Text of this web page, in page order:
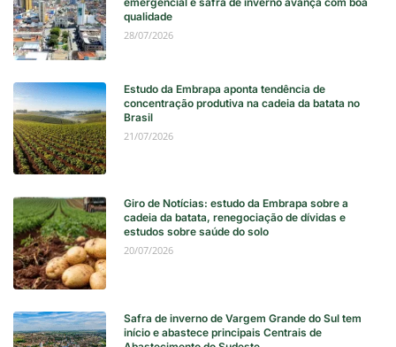
qualidade
28/07/2026
Estudo da Embrapa aponta tendência de
concentração produtiva na cadeia da batata no
Brasil
21/07/2026
Giro de Notícias: estudo da Embrapa sobre a
cadeia da batata, renegociação de dívidas e
estudos sobre saúde do solo
20/07/2026
Safra de inverno de Vargem Grande do Sul tem
início e abastece principais Centrais de